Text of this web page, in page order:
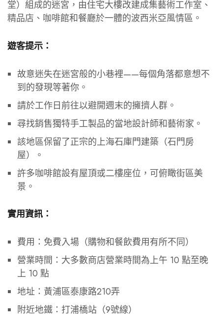
堂）組成的迷宮，由住宅大樓改建成集藝術工作室、
精品店、咖啡館和餐廳於一體的波西米亞風情區。
遊客提示：
故意迷失在迷宮般的小巷裡——每個角落都意想不
到的發現等著你。
請於工作日前往以避開週末的擁擠人群。
尋找銷售獨特手工製品的當地設計師和藝術家。
該地區保留了正宗的上海石庫門建築（石門房
屋）。
許多咖啡館設有屋頂或二樓座位，可俯瞰街區美
景。
實用資訊：
費用：免費入場（購物和餐飲費用有所不同）
營業時間：大多數商店營業時間為上午 10 點至晚
上 10 點
地址：黃浦區泰康路210弄
附近地鐵：打浦橋站（9號線）